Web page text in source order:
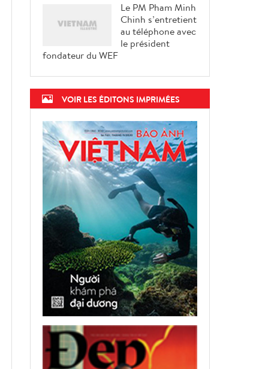
Le PM Pham Minh
Chinh s’entretient
au téléphone avec
le président
fondateur du WEF
VOIR LES ÉDITONS IMPRIMÉES